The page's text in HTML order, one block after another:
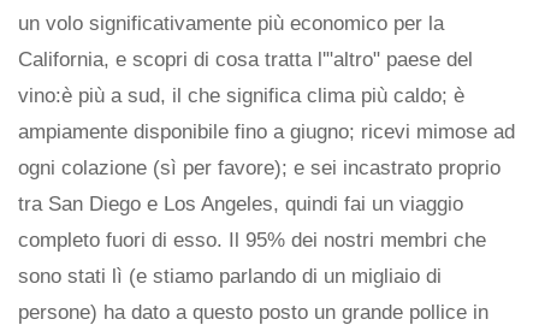
un volo significativamente più economico per la
California, e scopri di cosa tratta l'"altro" paese del
vino:è più a sud, il che significa clima più caldo; è
ampiamente disponibile fino a giugno; ricevi mimose ad
ogni colazione (sì per favore); e sei incastrato proprio
tra San Diego e Los Angeles, quindi fai un viaggio
completo fuori di esso. Il 95% dei nostri membri che
sono stati lì (e stiamo parlando di un migliaio di
persone) ha dato a questo posto un grande pollice in